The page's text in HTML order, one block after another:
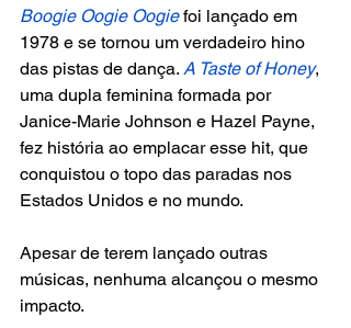
Boogie Oogie Oogie foi lançado em
1978 e se tornou um verdadeiro hino
das pistas de dança. A Taste of Honey,
uma dupla feminina formada por
Janice-Marie Johnson e Hazel Payne,
fez história ao emplacar esse hit, que
conquistou o topo das paradas nos
Estados Unidos e no mundo.
Apesar de terem lançado outras
músicas, nenhuma alcançou o mesmo
impacto.